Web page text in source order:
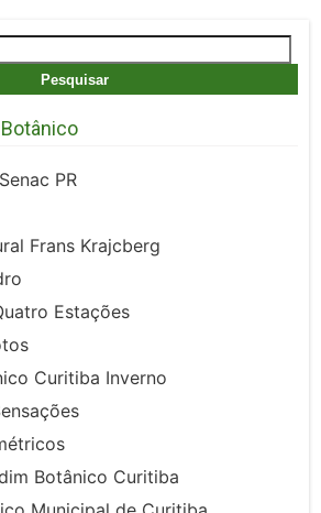
PR
Frans Krajcberg
Estações
Curitiba Inverno
Botânico Curitiba